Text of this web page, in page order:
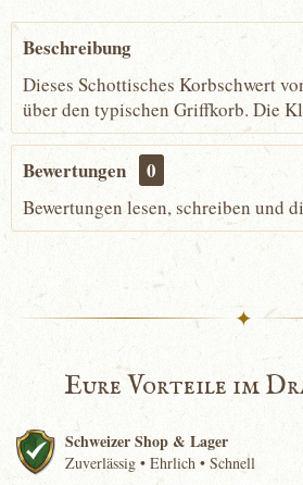
Beschreibung
Dieses Schottisches Korbschwert
über den typischen Griffkorb. Die
Bewertungen 0
Bewertungen lesen, schreiben und
✦
Eure Vorteile im
Schweizer Shop & Lager
Zuverlässig • Ehrlich • Schnell